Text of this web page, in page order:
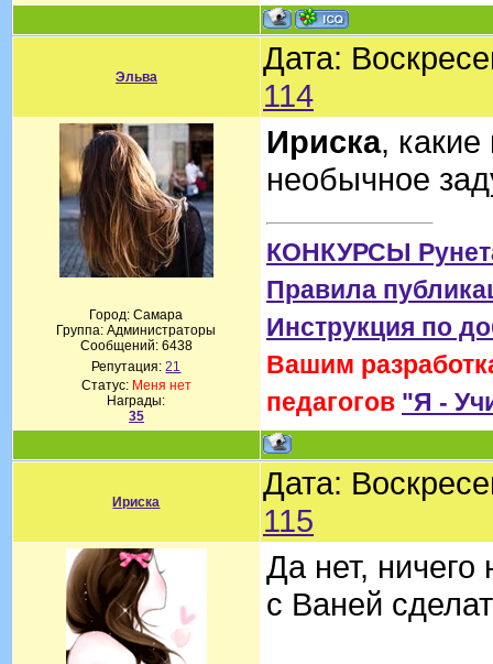
Эльва
Дата:
114
Город: Самара
Группа: Администраторы
Сообщений: 6438
Репутация:21
Статус: Меня нет
Награды:
35
Ириска,
необычное
КОНКУРСЫ
Правила
Инструкция по
Вашим
педагогов "Я -
Ириска
Дата:
115
Да нет, ничего
с Ваней